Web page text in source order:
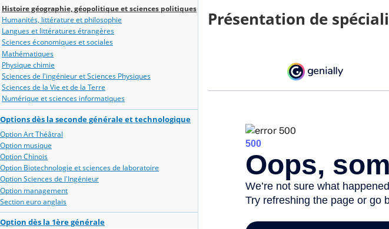
Histoire géographie, géopolitique et sciences politiques
Humanités, littérature et philosophie
Langues et littératures étrangères
Sciences économiques et sociales
Mathématiques
Physique chimie
Sciences de l'ingénieur et Sciences Physiques
Sciences de la Vie et de la Terre
Numérique et sciences informatiques
Options dès la seconde générale et technologique
Option Art Théâtral
Option musique
Option Chinois
Option Biotechnologie et sciences de laboratoire
Option Sciences de l'Ingénieur
Option management
Section euro anglais
Option dès la 1ère générale
Présentation de